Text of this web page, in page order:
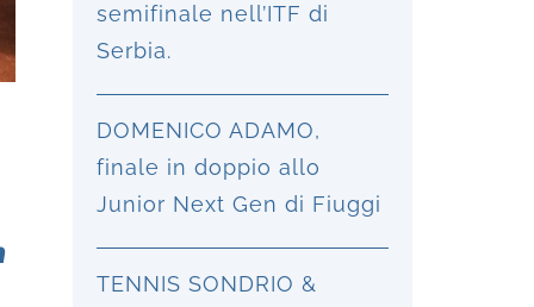
semifinale nell’ITF di
Serbia.
DOMENICO ADAMO,
finale in doppio allo
Junior Next Gen di Fiuggi
TENNIS SONDRIO &